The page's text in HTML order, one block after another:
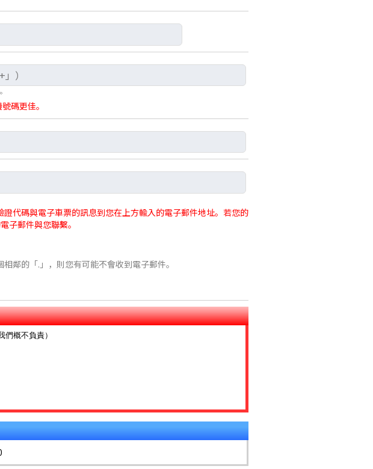
碼更佳。
代碼與電子車票的訊息到您在上方輸入的電子郵件地址。若您的
子郵件與您聯繫。
鄰的「.」，則您有可能不會收到電子郵件。
概不負責）